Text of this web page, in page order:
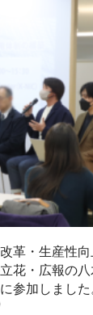
革・生産性
花・広報の
参加しました